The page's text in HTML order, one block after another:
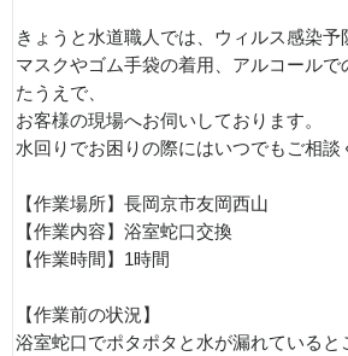
きょうと水道職人では、ウィルス感染予
マスクやゴム手袋の着用、アルコールで
たうえで、
お客様の現場へお伺いしております。
水回りでお困りの際にはいつでもご相談
【作業場所】長岡京市友岡西山
【作業内容】浴室蛇口交換
【作業時間】1時間
【作業前の状況】
浴室蛇口でポタポタと水が漏れていると